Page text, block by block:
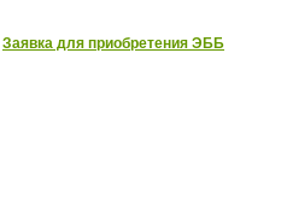
Заявка для приобретения ЭББ